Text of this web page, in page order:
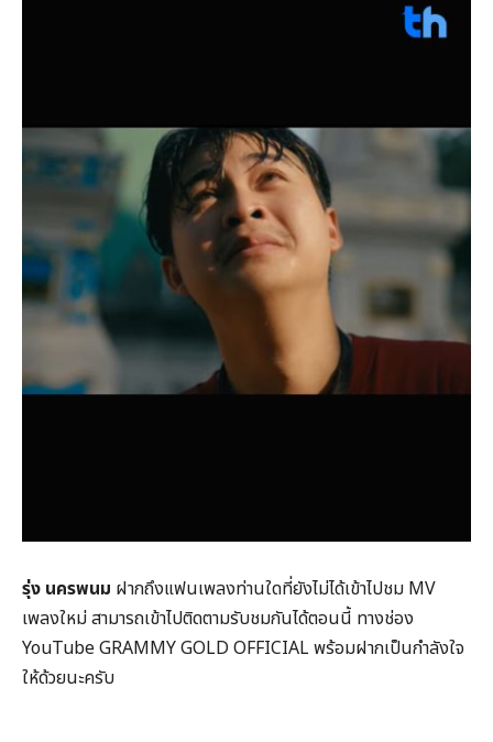
รุ่ง นครพนม ฝากถึงแฟนเพลงท่านใดที่ยังไม่ได้เข้าไปชม MV
เพลงใหม่ สามารถเข้าไปติดตามรับชมกันได้ตอนนี้ ทางช่อง
YouTube GRAMMY GOLD OFFICIAL พร้อมฝากเป็นกำลังใจ
ให้ด้วยนะครับ